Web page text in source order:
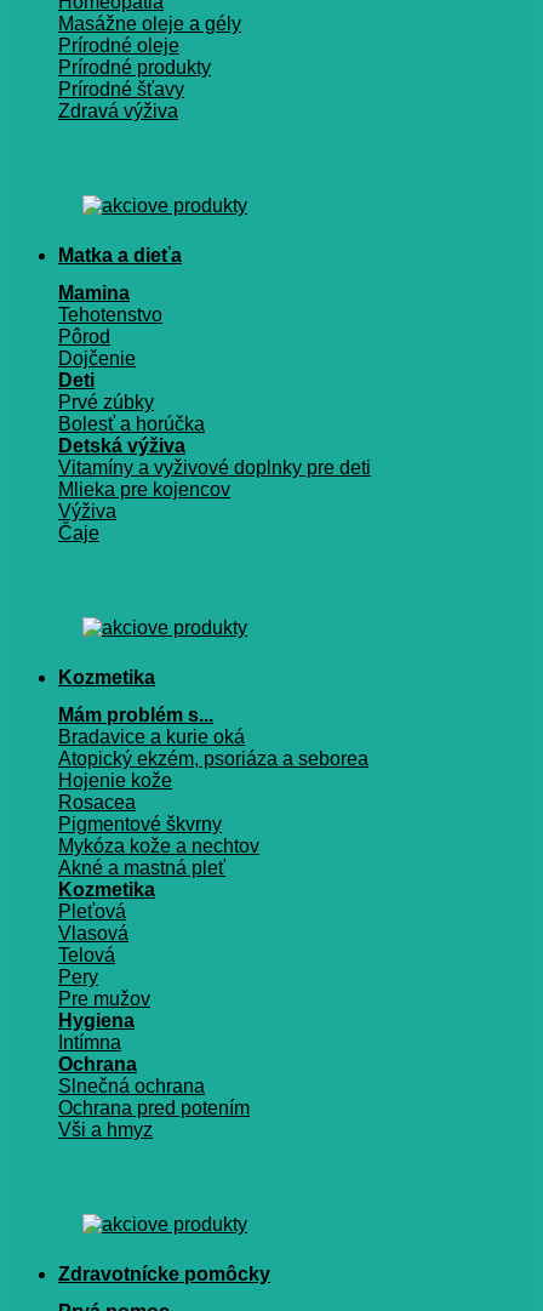
Masážne oleje a gély
Prírodné oleje
Prírodné produkty
Prírodné šťavy
Zdravá výživa
Matka a dieťa
Mamina
Tehotenstvo
Pôrod
Dojčenie
Deti
Prvé zúbky
Bolesť a horúčka
Detská výživa
Vitamíny a vyživové doplnky pre deti
Mlieka pre kojencov
Výživa
Čaje
Kozmetika
Mám problém s...
Bradavice a kurie oká
Atopický ekzém, psoriáza a seborea
Hojenie kože
Rosacea
Pigmentové škvrny
Mykóza kože a nechtov
Akné a mastná pleť
Kozmetika
Pleťová
Vlasová
Telová
Pery
Pre mužov
Hygiena
Intímna
Ochrana
Slnečná ochrana
Ochrana pred potením
Vši a hmyz
Zdravotnícke pomôcky